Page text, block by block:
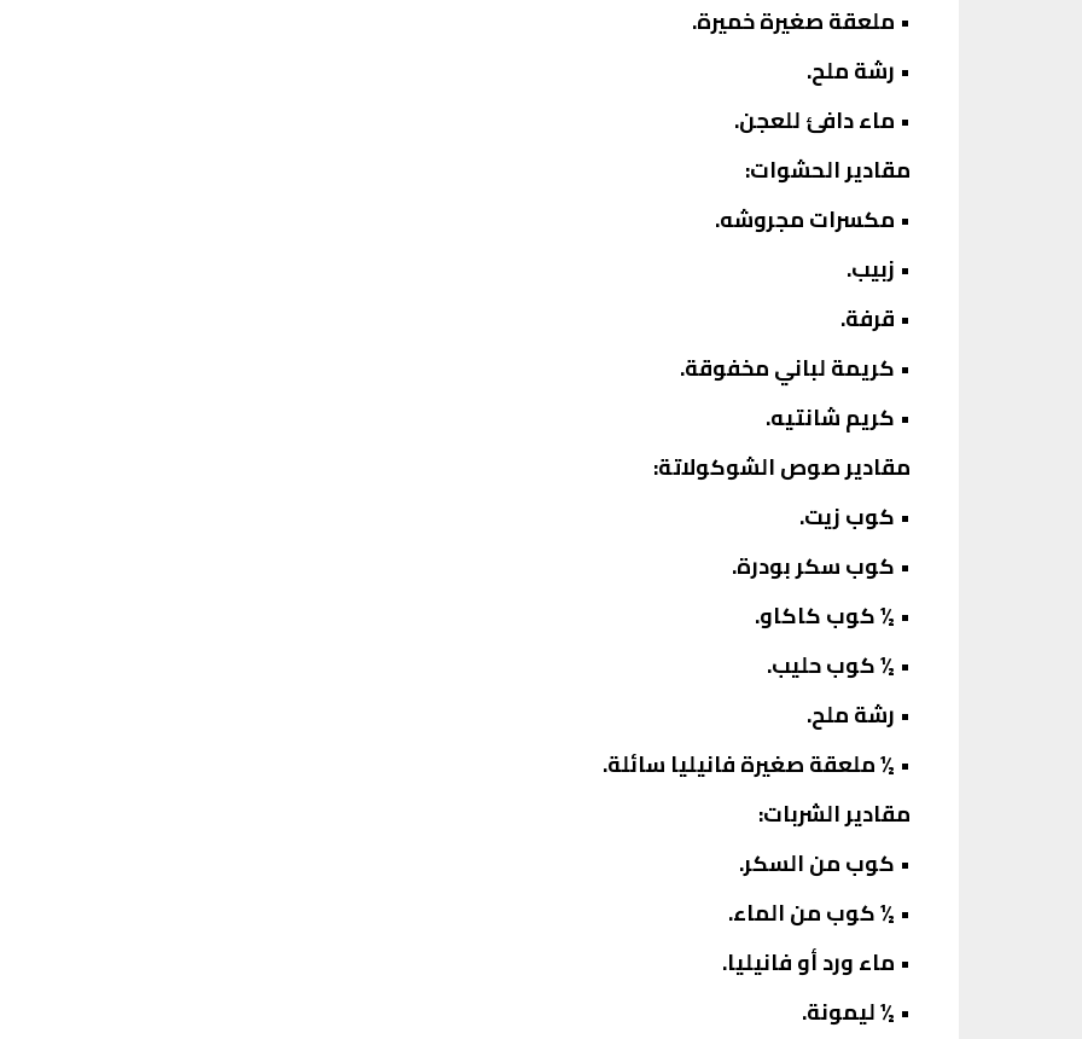
• ملعقة صغيرة خميرة.
• رشة ملح.
• ماء دافئ للعجن.
مقادير الحشوات:
• مكسرات مجروشه.
• زبيب.
• قرفة.
• كريمة لباني مخفوقة.
• كريم شانتيه.
مقادير صوص الشوكولاتة:
• كوب زيت.
• كوب سكر بودرة.
• ½ كوب كاكاو.
• ½ كوب حليب.
• رشة ملح.
• ½ ملعقة صغيرة فانيليا سائلة.
مقادير الشربات:
• كوب من السكر.
• ½ كوب من الماء.
• ماء ورد أو فانيليا.
• ½ ليمونة.